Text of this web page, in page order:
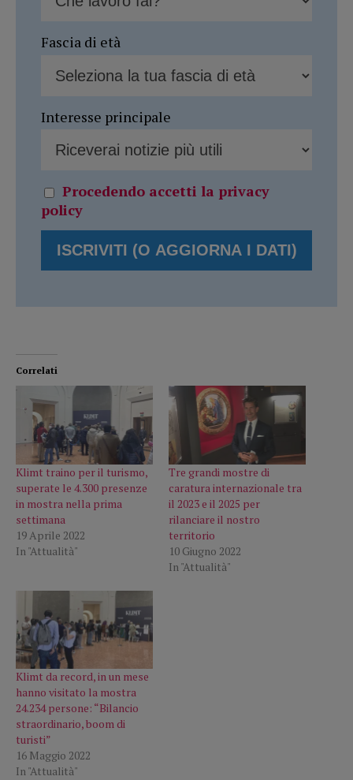
Fascia di età
Interesse principale
Procedendo accetti la privacy
policy
Correlati
Klimt traino per il turismo,
superate le 4.300 presenze
in mostra nella prima
settimana
19 Aprile 2022
In "Attualità"
Tre grandi mostre di
caratura internazionale tra
il 2023 e il 2025 per
rilanciare il nostro
territorio
10 Giugno 2022
In "Attualità"
Klimt da record, in un mese
hanno visitato la mostra
24.234 persone: “Bilancio
straordinario, boom di
turisti”
16 Maggio 2022
In "Attualità"